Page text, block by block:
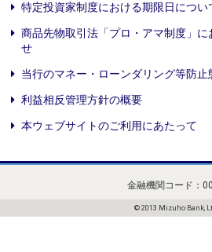
特定投資家制度における期限日につい
商品先物取引法「プロ・アマ制度」に
せ
当行のマネー・ローンダリング等防止
利益相反管理方針の概要
本ウェブサイトのご利用にあたって
金融機関コード：
© 2013 Mizuho Bank,